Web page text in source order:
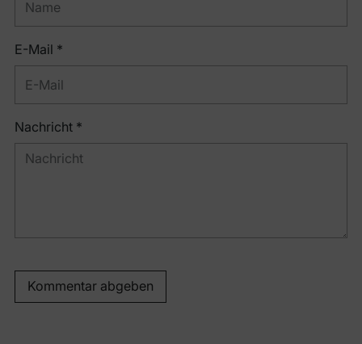
E-Mail *
Nachricht *
Kommentar abgeben